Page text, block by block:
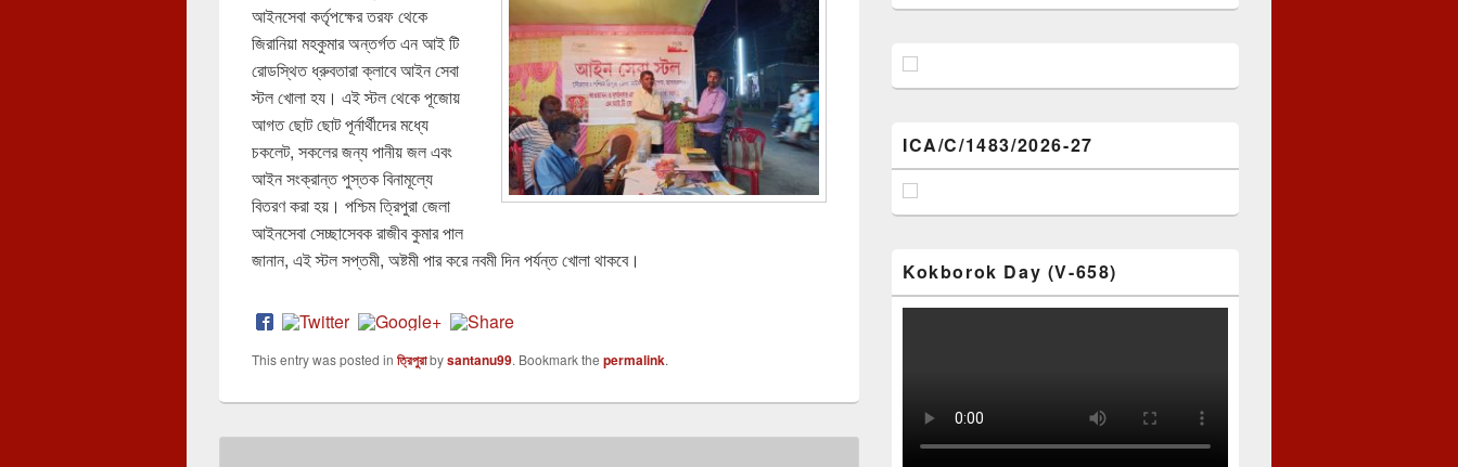
আইনসেবা কর্তৃপক্ষের তরফ থেকে
জিরানিয়া মহকুমার অন্তর্গত এন আই টি
রোডস্থিত ধ্রুবতারা ক্লাবে আইন সেবা
স্টল খোলা হয। এই স্টল থেকে পূজোয়
আগত ছোট ছোট পূর্নার্থীদের মধ্যে
চকলেট, সকলের জন্য পানীয় জল এবং
আইন সংক্রান্ত পুস্তক বিনামূল্যে
বিতরণ করা হয়। পশ্চিম ত্রিপুরা জেলা
আইনসেবা সেচ্ছাসেবক রাজীব কুমার পাল
জানান, এই স্টল সপ্তমী, অষ্টমী পার করে নবমী দিন পর্যন্ত খোলা থাকবে।
This entry was posted in ত্রিপুরাbysantanu99. Bookmark the permalink.
ICA/C/1483/2026-27
Kokborok Day (V-658)